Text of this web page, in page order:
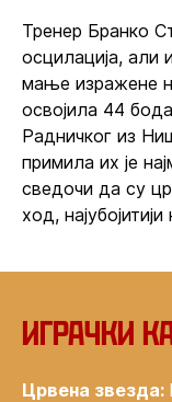
Тренер Бранко
осцилација, али
мање изражене
освојила 44
Радничког из
примила их је
сведочи да су
ход,
Играчки
Црвена звезда: